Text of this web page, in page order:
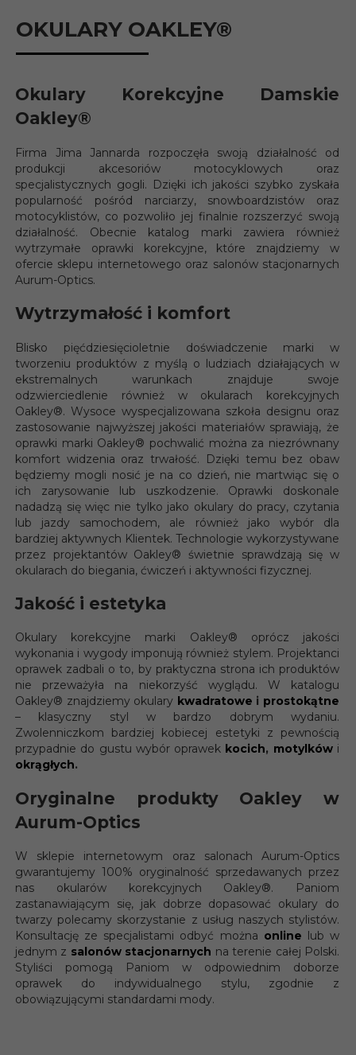
OKULARY OAKLEY®
Okulary Korekcyjne Damskie
Oakley®
Firma Jima Jannarda rozpoczęła swoją działalność od
produkcji akcesoriów motocyklowych oraz
specjalistycznych gogli. Dzięki ich jakości szybko zyskała
popularność pośród narciarzy, snowboardzistów oraz
motocyklistów, co pozwoliło jej finalnie rozszerzyć swoją
działalność. Obecnie katalog marki zawiera również
wytrzymałe oprawki korekcyjne, które znajdziemy w
ofercie sklepu internetowego oraz salonów stacjonarnych
Aurum-Optics.
Wytrzymałość i komfort
Blisko pięćdziesięcioletnie doświadczenie marki w
tworzeniu produktów z myślą o ludziach działających w
ekstremalnych warunkach znajduje swoje
odzwierciedlenie również w okularach korekcyjnych
Oakley®. Wysoce wyspecjalizowana szkoła designu oraz
zastosowanie najwyższej jakości materiałów sprawiają, że
oprawki marki Oakley® pochwalić można za niezrównany
komfort widzenia oraz trwałość. Dzięki temu bez obaw
będziemy mogli nosić je na co dzień, nie martwiąc się o
ich zarysowanie lub uszkodzenie. Oprawki doskonale
nadadzą się więc nie tylko jako okulary do pracy, czytania
lub jazdy samochodem, ale również jako wybór dla
bardziej aktywnych Klientek. Technologie wykorzystywane
przez projektantów Oakley® świetnie sprawdzają się w
okularach do biegania, ćwiczeń i aktywności fizycznej.
Jakość i estetyka
Okulary korekcyjne marki Oakley® oprócz jakości
wykonania i wygody imponują również stylem. Projektanci
oprawek zadbali o to, by praktyczna strona ich produktów
nie przeważyła na niekorzyść wyglądu. W katalogu
Oakley® znajdziemy okulary kwadratowe i prostokątne
– klasyczny styl w bardzo dobrym wydaniu.
Zwolenniczkom bardziej kobiecej estetyki z pewnością
przypadnie do gustu wybór oprawek kocich, motylkówi
okrągłych.
Oryginalne produkty Oakley w
Aurum-Optics
W sklepie internetowym oraz salonach Aurum-Optics
gwarantujemy 100% oryginalność sprzedawanych przez
nas okularów korekcyjnych Oakley®. Paniom
zastanawiającym się, jak dobrze dopasować okulary do
twarzy polecamy skorzystanie z usług naszych stylistów.
Konsultację ze specjalistami odbyć można online lub w
jednym z salonów stacjonarnych na terenie całej Polski.
Styliści pomogą Paniom w odpowiednim doborze
oprawek do indywidualnego stylu, zgodnie z
obowiązującymi standardami mody.